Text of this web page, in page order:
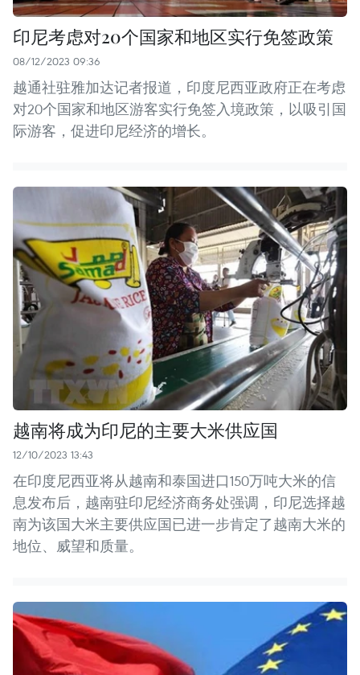
印尼考虑对20个国家和地区实行免签政策
08/12/2023 09:36
越通社驻雅加达记者报道，印度尼西亚政府正在考虑
对20个国家和地区游客实行免签入境政策，以吸引国
际游客，促进印尼经济的增长。
越南将成为印尼的主要大米供应国
12/10/2023 13:43
在印度尼西亚将从越南和泰国进口150万吨大米的信
息发布后，越南驻印尼经济商务处强调，印尼选择越
南为该国大米主要供应国已进一步肯定了越南大米的
地位、威望和质量。